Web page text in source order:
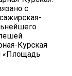
с
Курская
«Площадь